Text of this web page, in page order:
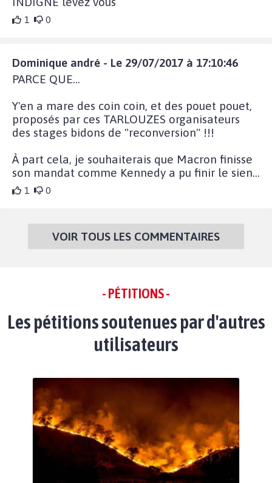
1 0
Dominique andré - Le 29/07/2017 à 17:10:46
PARCE QUE...
Y'en a mare des coin coin, et des pouet pouet,
proposés par ces TARLOUZES organisateurs
des stages bidons de "reconversion" !!!
À part cela, je souhaiterais que Macron finisse
son mandat comme Kennedy a pu finir le sien...
1 0
VOIR TOUS LES COMMENTAIRES
- PÉTITIONS -
Les pétitions soutenues par d'autres
utilisateurs